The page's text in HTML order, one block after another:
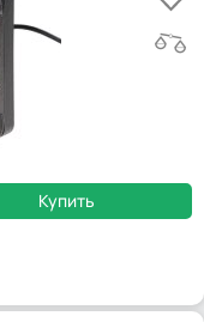
Купить